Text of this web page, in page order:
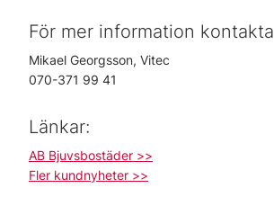
För mer information kontakta
Mikael Georgsson, Vitec
070-371 99 41
Länkar:
AB Bjuvsbostäder >>
Fler kundnyheter >>